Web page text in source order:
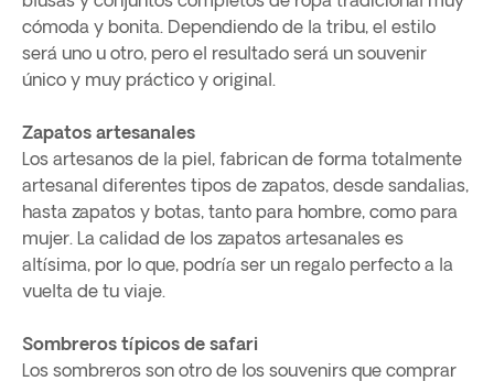
cómoda y bonita. Dependiendo de la tribu, el estilo
será uno u otro, pero el resultado será un souvenir
único y muy práctico y original.
Zapatos artesanales
Los artesanos de la piel, fabrican de forma totalmente
artesanal diferentes tipos de zapatos, desde sandalias,
hasta zapatos y botas, tanto para hombre, como para
mujer. La calidad de los zapatos artesanales es
altísima, por lo que, podría ser un regalo perfecto a la
vuelta de tu viaje.
Sombreros típicos de safari
Los sombreros son otro de los souvenirs que comprar